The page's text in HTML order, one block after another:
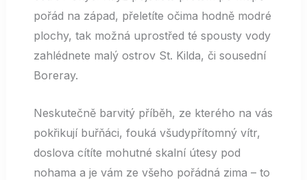
pořád na západ, přeletíte očima hodně modré
plochy, tak možná uprostřed té spousty vody
zahlédnete malý ostrov St. Kilda, či sousední
Boreray.
Neskutečně barvitý příběh, ze kterého na vás
pokřikují buřňáci, fouká všudypřítomný vítr,
doslova cítíte mohutné skalní útesy pod
nohama a je vám ze všeho pořádná zima – to